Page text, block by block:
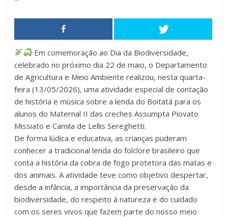
Em comemoração ao Dia da Biodiversidade,
celebrado no próximo dia 22 de maio, o Departamento
de Agricultura e Meio Ambiente realizou, nesta quarta-
feira (13/05/2026), uma atividade especial de contação
de história e música sobre a lenda do Boitatá para os
alunos do Maternal II das creches Assumpta Piovato
Missiato e Camila de Lellis Sereghetti.
De forma lúdica e educativa, as crianças puderam
conhecer a tradicional lenda do folclore brasileiro que
conta a história da cobra de fogo protetora das matas e
dos animais. A atividade teve como objetivo despertar,
desde a infância, a importância da preservação da
biodiversidade, do respeito à natureza e do cuidado
com os seres vivos que fazem parte do nosso meio